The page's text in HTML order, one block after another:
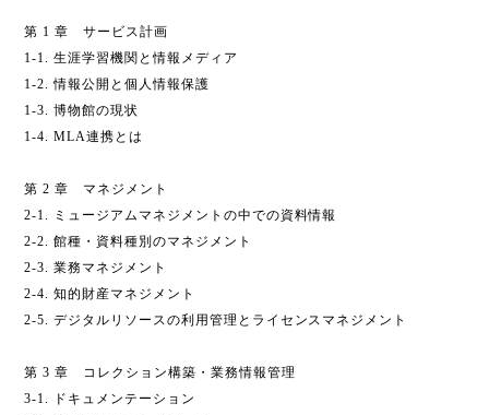
第 1 章 サービス計画
1-1. 生涯学習機関と情報メディア
1-2. 情報公開と個人情報保護
1-3. 博物館の現状
1-4. MLA連携とは
第 2 章 マネジメント
2-1. ミュージアムマネジメントの中での資料情報
2-2. 館種・資料種別のマネジメント
2-3. 業務マネジメント
2-4. 知的財産マネジメント
2-5. デジタルリソースの利用管理とライセンスマネジメント
第 3 章 コレクション構築・業務情報管理
3-1. ドキュメンテーション